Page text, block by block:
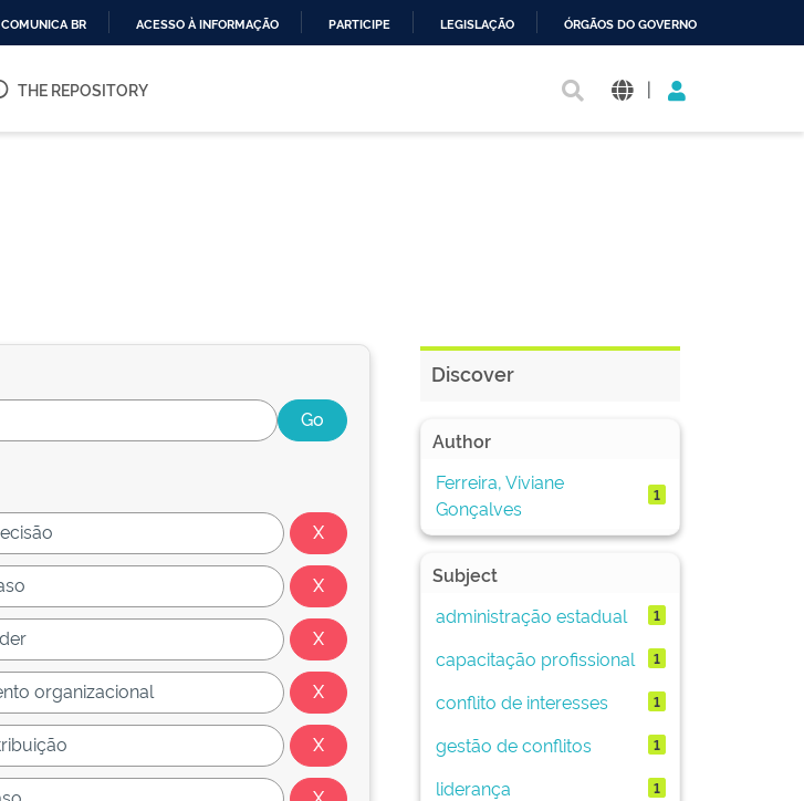
O
COMUNICA BR ACESSO À INFORMAÇÃO PARTICIPE LEGISLAÇÃO ÓRGÃOS DO GOVERNO
THE REPOSITORY |
Discover
Author
Ferreira, Viviane
Gonçalves
1
Subject
administração estadual
1
capacitação profissional 1
conflito de interesses 1
gestão de conflitos 1
liderança 1